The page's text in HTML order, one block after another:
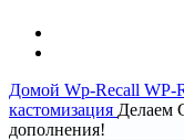
Домой Wp-Recall WP-
кастомизация Делаем
дополнения!